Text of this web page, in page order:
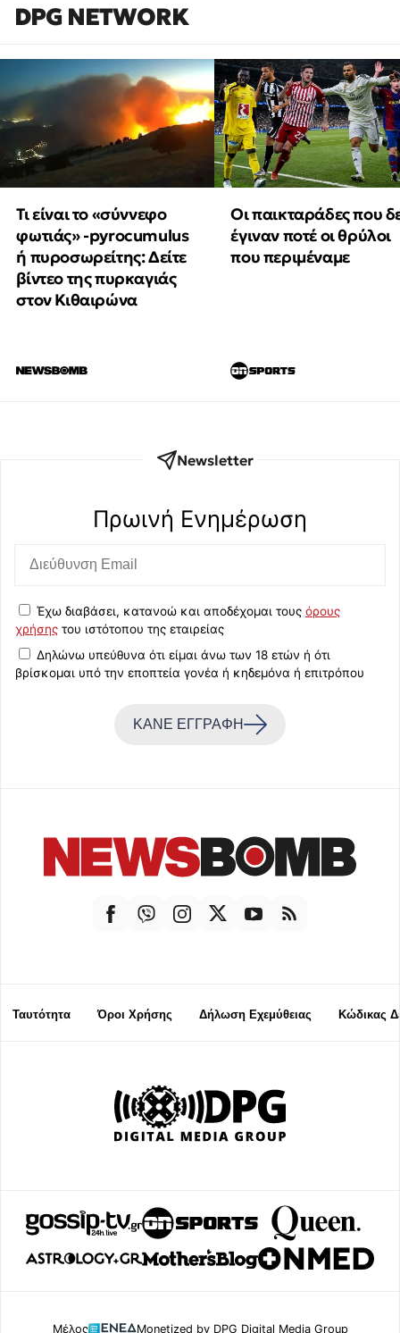
DPG NETWORK
Τι είναι το «σύννεφο
φωτιάς» -pyrocumulus
ή πυροσωρείτης: Δείτε
βίντεο της πυρκαγιάς
στον Κιθαιρώνα
Οι παικταράδες που
έγιναν ποτέ οι θρύλοι
που περιμέναμε
Newsletter
Πρωινή Eνημέρωση
Έχω διαβάσει, κατανοώ και αποδέχομαι τους όρους
χρήσης του ιστότοπου της εταιρείας
Δηλώνω υπεύθυνα ότι είμαι άνω των 18 ετών ή ότι
βρίσκομαι υπό την εποπτεία γονέα ή κηδεμόνα ή επιτρόπου
ΚΑΝΕ ΕΓΓΡΑΦΗ
Ταυτότητα Όροι Χρήσης Δήλωση Εχεμύθειας Κώδικας
Μέλος Monetized by DPG Digital Media Group